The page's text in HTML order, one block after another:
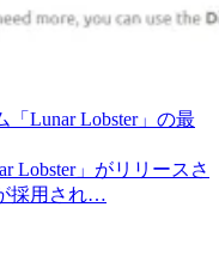
「Lunar Lobster」の最
Lobster」がリリースさ
採用され…